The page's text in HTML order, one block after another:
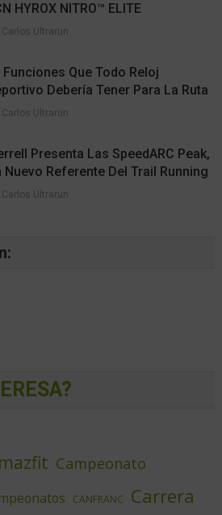
HYROX NITRO™ ELITE
Carlos Ultrarun
Funciones Que Todo Reloj
Debería Tener Para La Ruta
Carlos Ultrarun
Presenta Las SpeedARC Peak,
Nuevo Referente Del Trail Running
Carlos Ultrarun
Campeonato
CANFRANC
Carrera